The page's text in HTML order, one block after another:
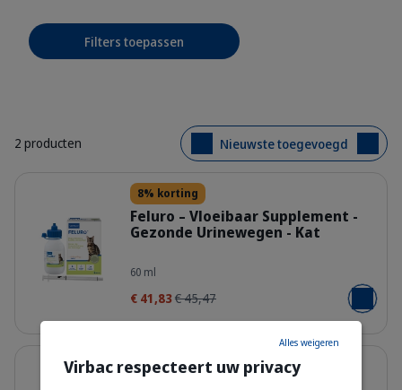
Filters toepassen
2 producten Nieuwste toegevoegd
8% korting
Feluro – Vloeibaar Supplement -
Gezonde Urinewegen - Kat
60 ml
€ 41,83€ 45,47 Voeg
8% korting
Virbac respecteert uw privacy
Alles weigeren